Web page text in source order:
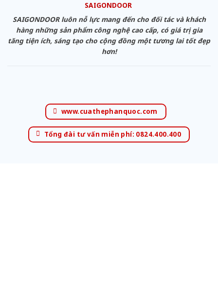
SAIGONDOOR
SAIGONDOOR luôn nỗ lực mang đến cho đối tác và khách
hàng những sản phẩm công nghệ cao cấp, có giá trị gia
tăng tiện ích, sáng tạo cho cộng đồng một tương lai tốt đẹp
hơn!
www.cuathephanquoc.com
Tổng đài tư vấn miễn phí: 0824.400.400